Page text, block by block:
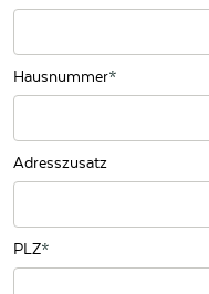
Hausnummer
Adresszusatz
PLZ